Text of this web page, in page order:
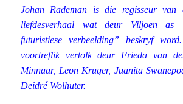
Johan Rademan is die regisseur
liefdesverhaal wat deur Viljoen as
futuristiese verbeelding” beskryf
voortreflik vertolk deur Frieda van
Minnaar, Leon Kruger, Juanita
Deidré Wolhuter.